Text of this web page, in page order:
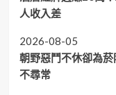
人收入差
2026-08-05
朝野惡鬥不休卻為
不尋常